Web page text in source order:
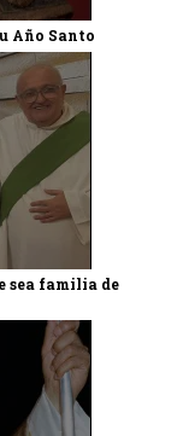
Año Santo
sea familia de